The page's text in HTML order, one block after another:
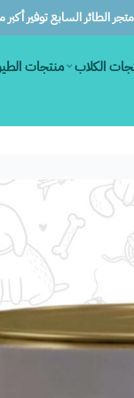
الطائر السابع توفير أكبر مع كاش باك يصل
الكلاب منتجات